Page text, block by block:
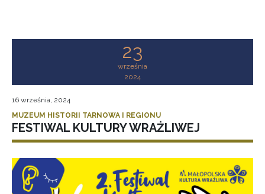
23
września
2024
16 września, 2024
MUZEUM HISTORII TARNOWA I REGIONU
FESTIWAL KULTURY WRAŻLIWEJ